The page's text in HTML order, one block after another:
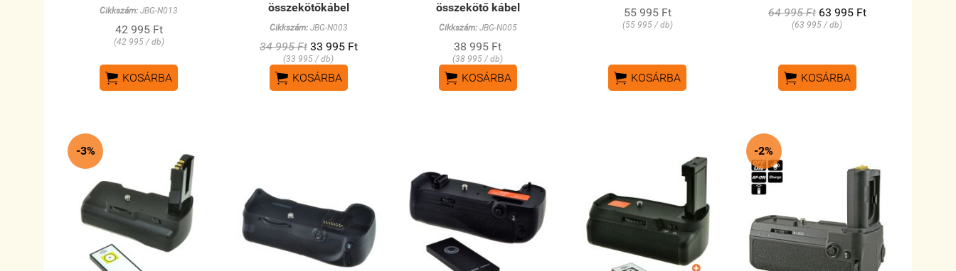
Cikkszám: JBG-N013
42 995 Ft
(42 995 / db)
 KOSÁRBA
összekötőkábel
Cikkszám:JBG-N003
34 995 Ft 33 995 Ft
(33 995 / db)
 KOSÁRBA
összekötő kábel
Cikkszám:JBG-N005
38 995 Ft
(38 995 / db)
 KOSÁRBA
55 995 Ft
(55 995 / db)
 KOSÁRBA
64 995 Ft 63 995 Ft
(63 995 / db)
 KOSÁRBA
-3% -2%